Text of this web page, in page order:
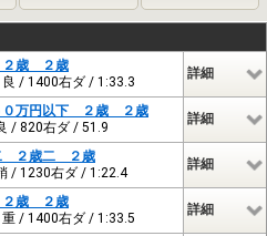
２歳 ２歳
/ 1400右ダ / 1:33.3
詳細
０万円以下 ２歳 ２歳
/ 820右ダ / 51.9
詳細
２歳二 ２歳
/ 1230右ダ / 1:22.4
詳細
２歳 ２歳
/ 1400右ダ / 1:33.5
詳細